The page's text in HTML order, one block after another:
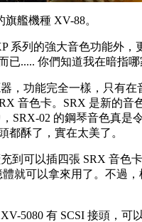
旗艦機種 XV-88。
系列的強大音色功能外
已..... 你們知道我在暗指
，功能完全一樣，只有
音色卡。SRX 是新的
，SRX-02 的鋼琴音色真
都酥了，實在太美了。
到可以插四張 SRX 音
就可以拿來用了。不過
5080 有 SCSI 接頭，